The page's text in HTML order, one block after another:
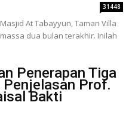
31448
At Tabayyun, Taman Villa
dua bulan terakhir. Inilah
Penerapan Tiga
Penjelasan Prof.
Bakti